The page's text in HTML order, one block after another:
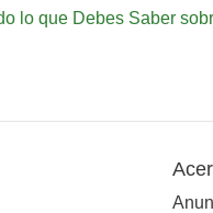
lo que Debes Saber